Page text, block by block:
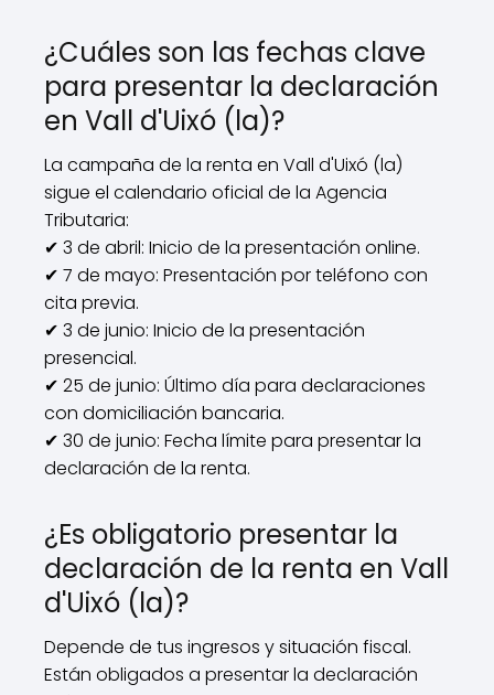
¿Cuáles son las fechas clave
para presentar la declaración
en Vall d'Uixó (la)?
La campaña de la renta en Vall d'Uixó (la)
sigue el calendario oficial de la Agencia
Tributaria:
✔ 3 de abril: Inicio de la presentación online.
✔ 7 de mayo: Presentación por teléfono con
cita previa.
✔ 3 de junio: Inicio de la presentación
presencial.
✔ 25 de junio: Último día para declaraciones
con domiciliación bancaria.
✔ 30 de junio: Fecha límite para presentar la
declaración de la renta.
¿Es obligatorio presentar la
declaración de la renta en Vall
d'Uixó (la)?
Depende de tus ingresos y situación fiscal.
Están obligados a presentar la declaración